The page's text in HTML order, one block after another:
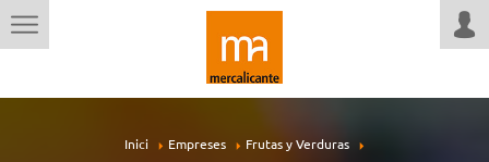
Inici Empreses Frutas y Verduras